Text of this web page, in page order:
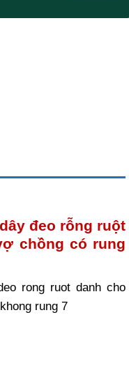
đeo rỗng ruột
chồng có rung